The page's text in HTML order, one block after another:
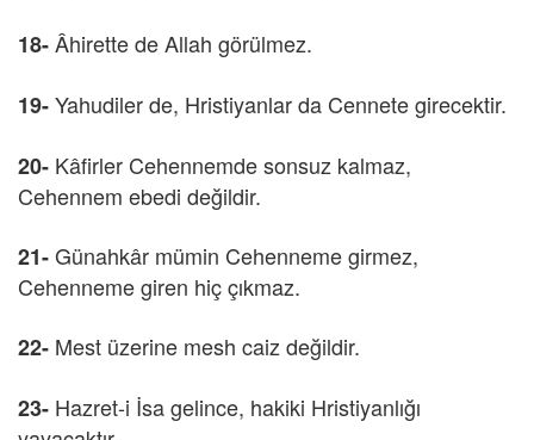
18-Âhirette de Allah görülmez.
19-Yahudiler de, Hristiyanlar da Cennete girecektir.
20- Kâfirler Cehennemde sonsuz kalmaz,
Cehennem ebedi değildir.
21-Günahkâr mümin Cehenneme girmez,
Cehenneme giren hiç çıkmaz.
22- Mest üzerine mesh caiz değildir.
23- Hazret-i İsa gelince, hakiki Hristiyanlığı